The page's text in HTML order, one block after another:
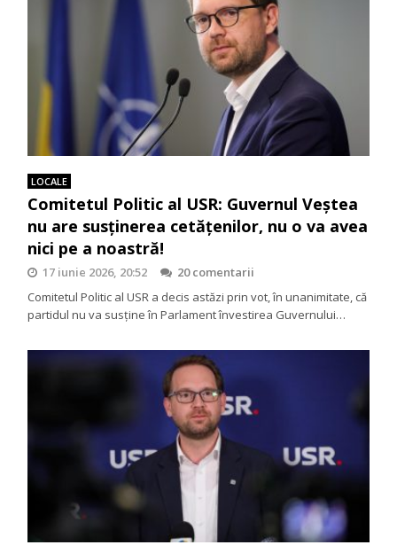
LOCALE
Comitetul Politic al USR: Guvernul Veștea
nu are susținerea cetățenilor, nu o va avea
nici pe a noastră!
17 iunie 2026, 20:52
20 comentarii
Comitetul Politic al USR a decis astăzi prin vot, în unanimitate, că
partidul nu va susține în Parlament învestirea Guvernului…